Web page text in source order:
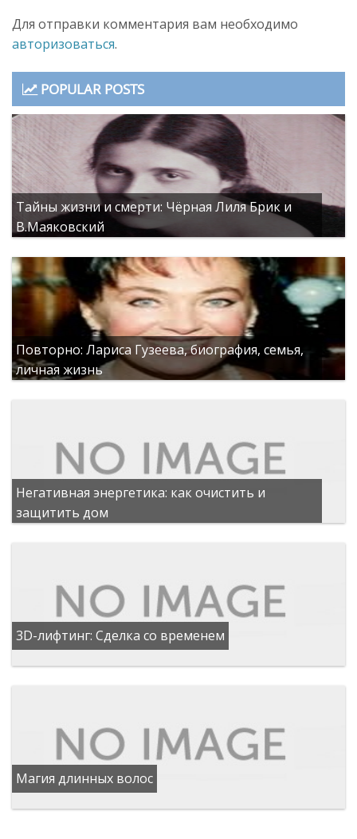
Для отправки комментария вам необходимо
авторизоваться.
POPULAR POSTS
Тайны жизни и смерти: Чёрная Лиля Брик и
В.Маяковский
Повторно: Лариса Гузеева, биография, семья,
личная жизнь
Негативная энергетика: как очистить и
защитить дом
3D-лифтинг: Сделка со временем
Магия длинных волос